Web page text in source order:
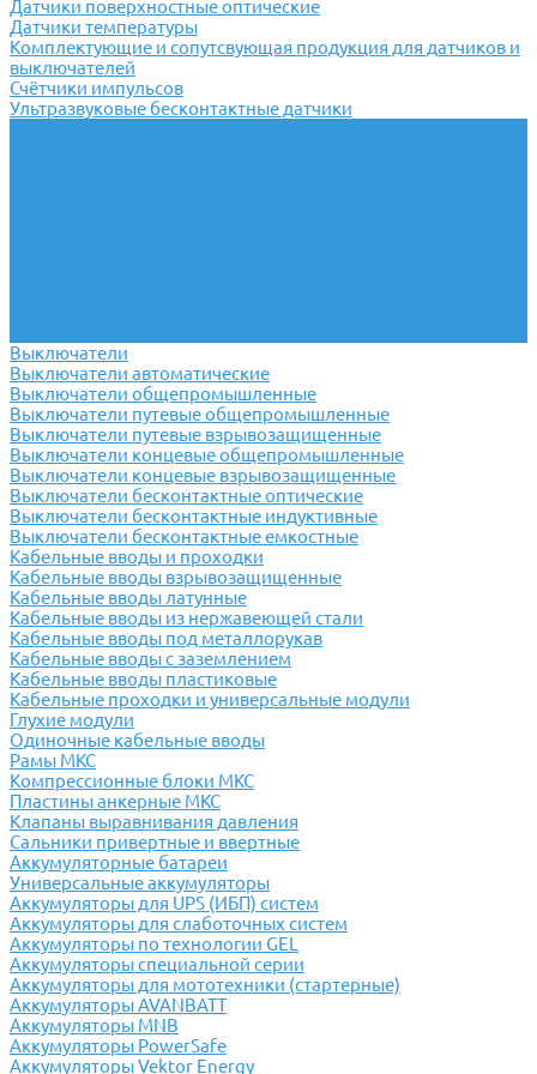
Датчики поверхностные оптические
Датчики температуры
Комплектующие и сопутсвующая продукция для датчиков и
выключателей
Счётчики импульсов
Ультразвуковые бесконтактные датчики
Выключатели
Выключатели автоматические
Выключатели общепромышленные
Выключатели путевые общепромышленные
Выключатели путевые взрывозащищенные
Выключатели концевые общепромышленные
Выключатели концевые взрывозащищенные
Выключатели бесконтактные оптические
Выключатели бесконтактные индуктивные
Выключатели бесконтактные емкостные
Кабельные вводы и проходки
Кабельные вводы взрывозащищенные
Кабельные вводы латунные
Кабельные вводы из нержавеющей стали
Кабельные вводы под металлорукав
Кабельные вводы с заземлением
Кабельные вводы пластиковые
Кабельные проходки и универсальные модули
Глухие модули
Одиночные кабельные вводы
Рамы МКС
Компрессионные блоки МКС
Пластины анкерные МКС
Клапаны выравнивания давления
Сальники привертные и ввертные
Аккумуляторные батареи
Универсальные аккумуляторы
Аккумуляторы для UPS (ИБП) систем
Аккумуляторы для слаботочных систем
Аккумуляторы по технологии GEL
Аккумуляторы специальной серии
Аккумуляторы для мототехники (стартерные)
Аккумуляторы AVANBATT
Аккумуляторы MNB
Аккумуляторы PowerSafe
Аккумуляторы Vektor Energy